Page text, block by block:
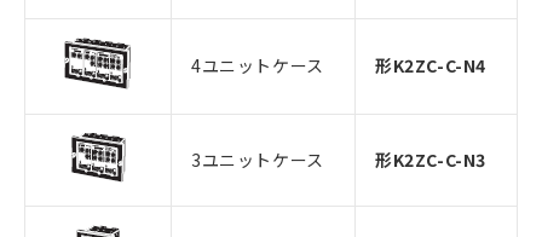
4ユニットケース 形K2ZC-C-N4
3ユニットケース 形K2ZC-C-N3